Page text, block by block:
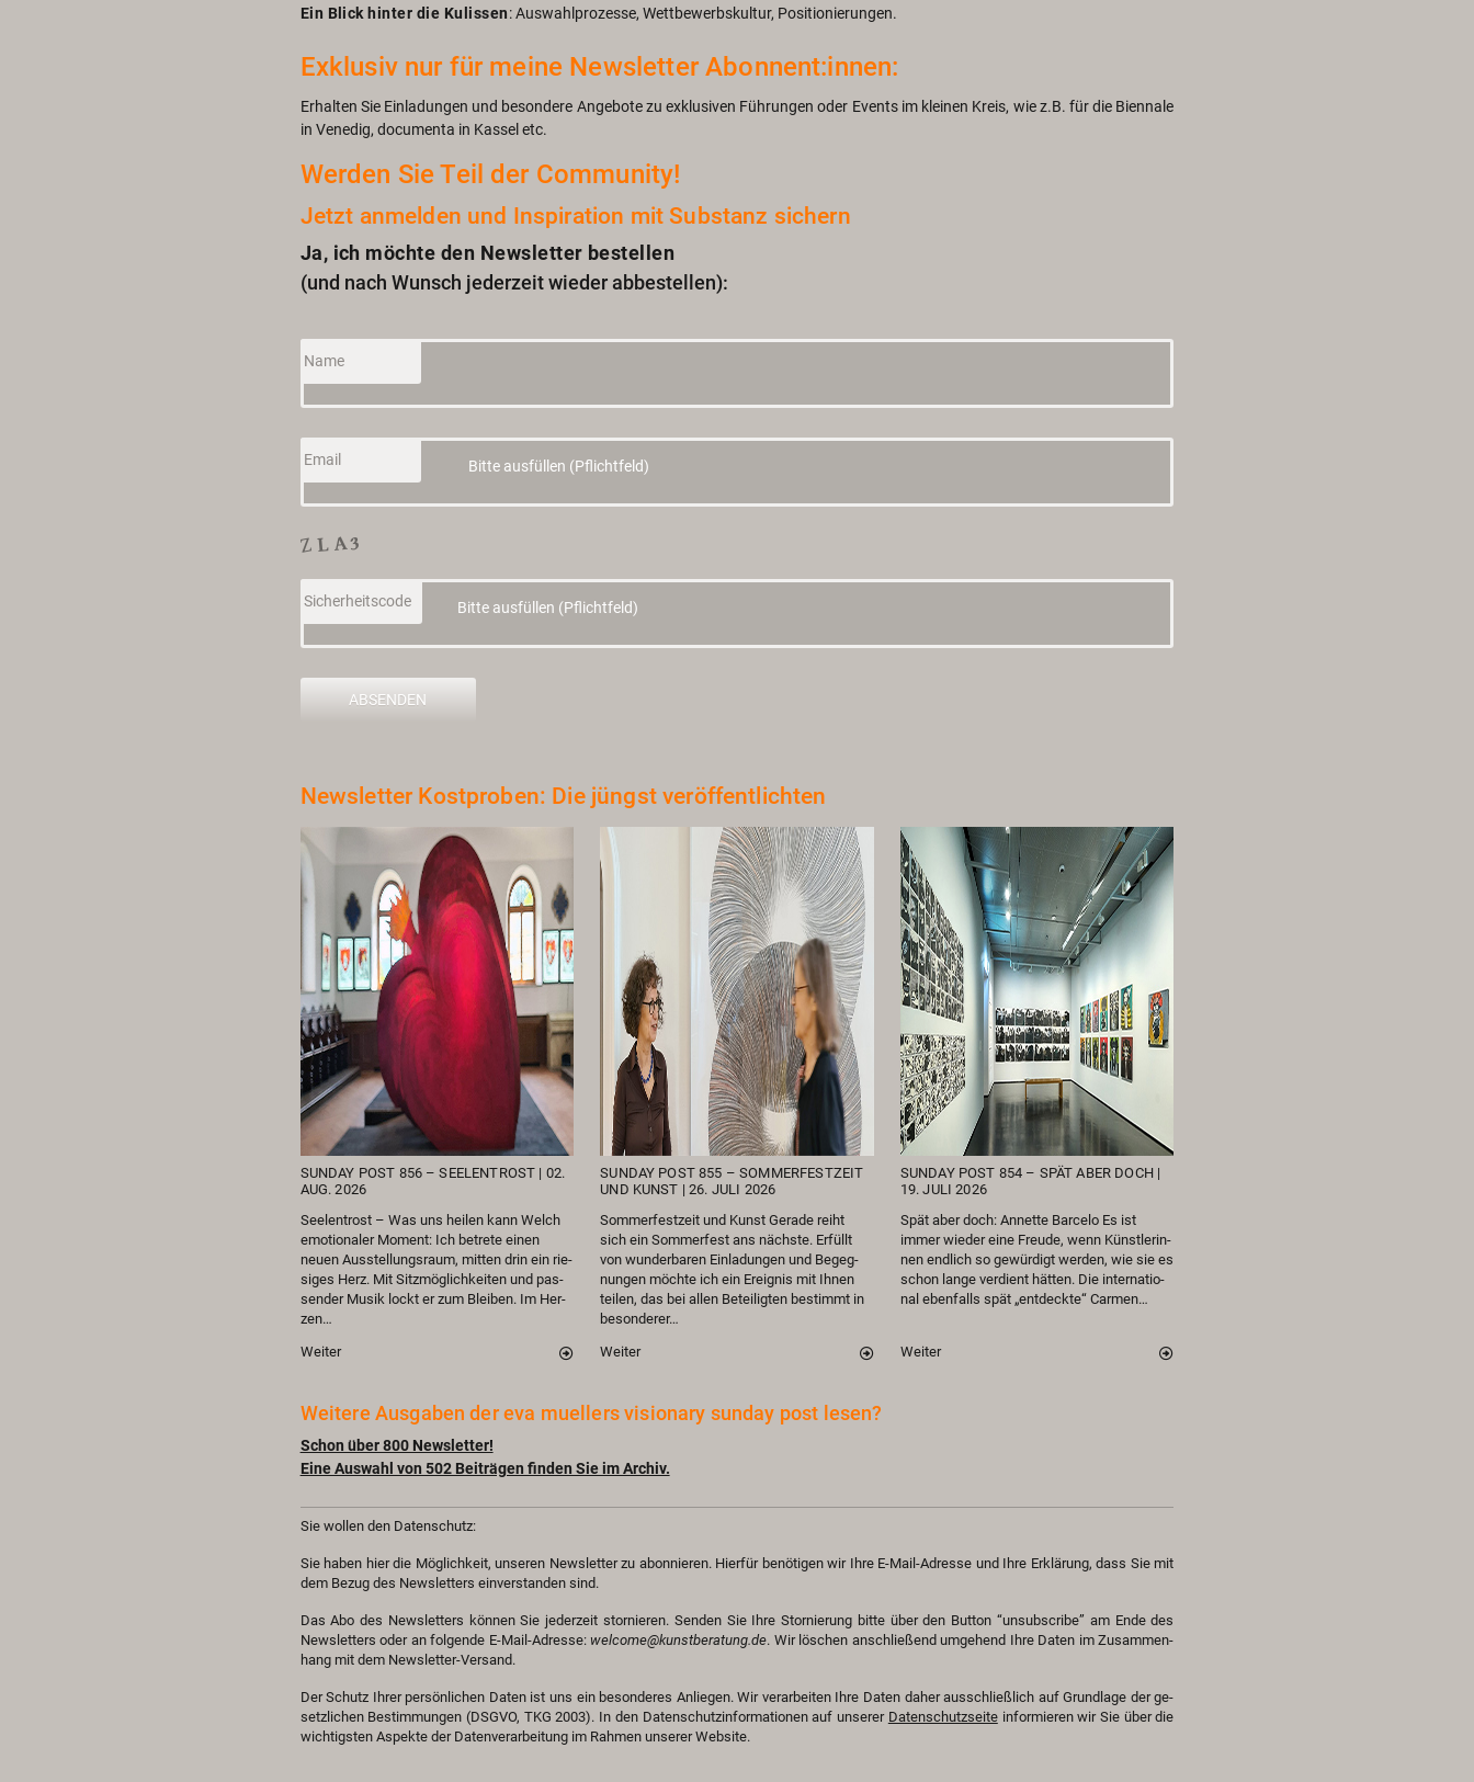
Ein Blick hin­ter die Ku­lis­sen: Aus­wahl­pro­zes­se, Wett­be­werbskul­tur, Po­si­tio­nie­run­gen.
Ex­klu­siv nur für meine News­let­ter Abon­nent:innen:
Er­hal­ten Sie Ein­la­dun­gen und be­son­de­re An­ge­bo­te zu ex­klu­si­ven Füh­run­gen oder Events im klei­nen Kreis, wie z.B. für die Bi­en­na­le
in Ve­ne­dig, do­cu­men­ta in Kas­sel etc.
Wer­den Sie Teil der Com­mu­ni­ty!
Jetzt an­mel­den und In­spi­ra­ti­on mit Sub­stanz si­chern
Ja, ich möch­te den News­let­ter be­stel­len
(und nach Wunsch je­der­zeit wie­der ab­be­stel­len):
Name
Email
Sicherheitscode
News­let­ter Kost­pro­ben: Die jüngst ver­öf­fent­lich­ten
SUN­DAY POST 856 – SEE­LEN­TROST | 02.
AUG. 2026
See­len­trost – Was uns hei­len kann Welch
emo­tio­na­ler Mo­ment: Ich be­tre­te einen
neuen Aus­stel­lungs­raum, mit­ten drin ein rie­
si­ges Herz. Mit Sitz­mög­lich­kei­ten und pas­
sen­der Musik lockt er zum Blei­ben. Im Her­
zen…
Wei­ter
SUN­DAY POST 855 – SOM­MER­FEST­ZEIT
UND KUNST | 26. JULI 2026
Som­mer­fest­zeit und Kunst Ge­ra­de reiht
sich ein Som­mer­fest ans nächs­te. Er­füllt
von wun­der­ba­ren Ein­la­dun­gen und Be­geg­
nun­gen möch­te ich ein Er­eig­nis mit Ihnen
tei­len, das bei allen Be­tei­lig­ten be­stimmt in
be­son­de­rer…
Wei­ter
SUN­DAY POST 854 – SPÄT ABER DOCH |
19. JULI 2026
Spät aber doch: An­net­te Bar­ce­lo Es ist
immer wie­der eine Freu­de, wenn Künst­le­rin­
nen end­lich so ge­wür­digt wer­den, wie sie es
schon lange ver­dient hät­ten. Die in­ter­na­tio­
nal eben­falls spät „ent­deck­te“ Car­men…
Wei­ter
Wei­te­re Aus­ga­ben der eva mu­el­lers vi­sio­na­ry sun­day post lesen?
Schon über 800 News­let­ter!
Eine Aus­wahl von 502 Bei­trä­gen fin­den Sie im Ar­chiv.
Sie wol­len den Da­ten­schutz:
Sie haben hier die Mög­lich­keit, un­se­ren News­let­ter zu abon­nie­ren. Hier­für be­nö­ti­gen wir Ihre E-Mail-Adres­se und Ihre Er­klä­rung, dass Sie mit
dem Bezug des News­let­ters ein­ver­stan­den sind.
Das Abo des News­let­ters kön­nen Sie je­der­zeit stor­nie­ren. Sen­den Sie Ihre Stor­nie­rung bitte über den But­ton “un­sub­scri­be” am Ende des
News­let­ters oder an fol­gen­de E-Mail-Adres­se:wel­co­me@​kun​stbe​ratu​ng.​de. Wir lö­schen an­schlie­ßend um­ge­hend Ihre Daten im Zu­sam­men­
hang mit dem News­let­ter-Ver­sand.
Der Schutz Ihrer per­sön­li­chen Daten ist uns ein be­son­de­res An­lie­gen. Wir ver­ar­bei­ten Ihre Daten daher aus­schließ­lich auf Grund­la­ge der ge­
setz­li­chen Be­stim­mun­gen (DSGVO, TKG 2003). In den Da­ten­schutz­in­for­ma­tio­nen auf un­se­rer Da­ten­schutz­sei­tein­for­mie­ren wir Sie über die
wich­tigs­ten As­pek­te der Da­ten­ver­ar­bei­tung im Rah­men un­se­rer Web­site.